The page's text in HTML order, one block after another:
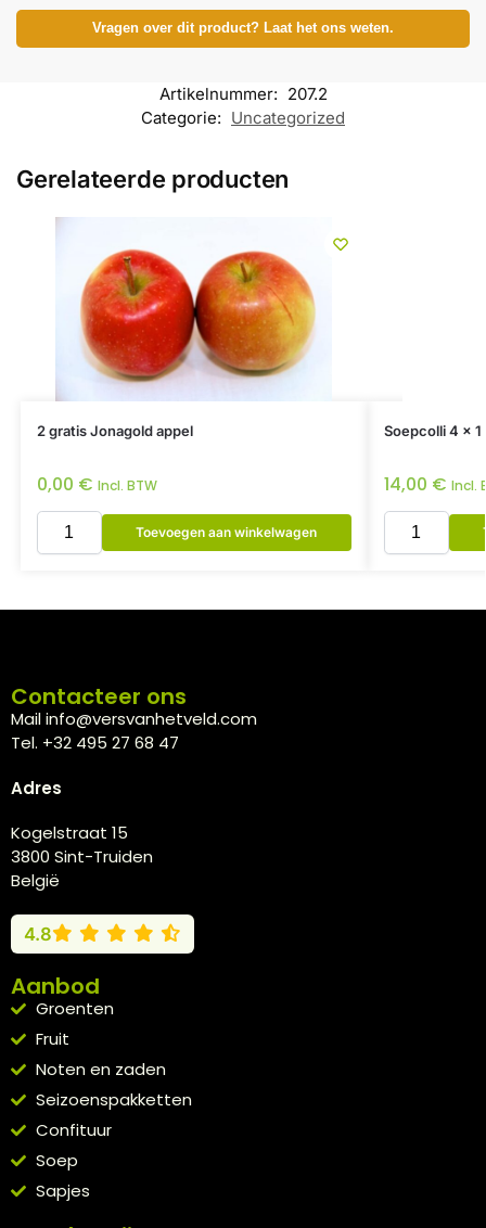
Vragen over dit product? Laat het ons weten.
Artikelnummer: 207.2
Categorie: Uncategorized
Gerelateerde producten
2 gratis Jonagold appel
0,00 € Incl. BTW
Toevoegen aan winkelwagen
Soepcolli 4 x 1
14,00 € Incl.
Contacteer ons
Mail info@versvanhetveld.com
Tel. +32 495 27 68 47
Adres
Kogelstraat 15
3800 Sint-Truiden
België
4.8
Aanbod
Groenten
Fruit
Noten en zaden
Seizoenspakketten
Confituur
Soep
Sapjes